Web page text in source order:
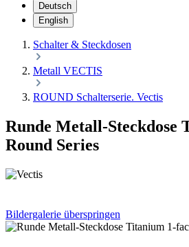
Deutsch
English
Schalter & Steckdosen
Metall VECTIS
ROUND Schalterserie. Vectis
Runde Metall-Steckdose
Round Series
Bildergalerie überspringen